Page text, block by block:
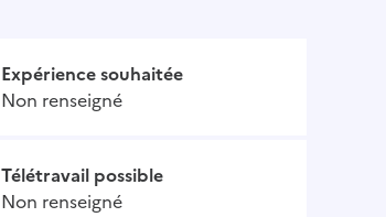
Expérience souhaitée
Non renseigné
Télétravail possible
Non renseigné